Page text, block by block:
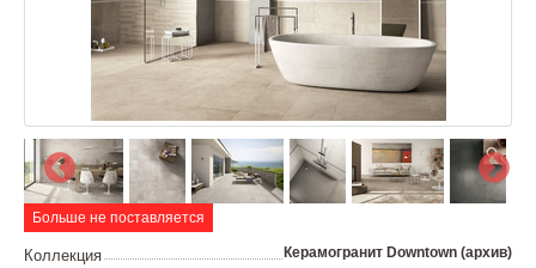
Больше не поставляется
Коллекция Керамогранит Downtown (архив)